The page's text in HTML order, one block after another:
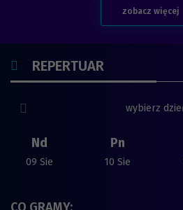
zobacz więcej
SPRAWDŹ
REPERTUAR
wybierz
Nd
09 Sie
Pn
10 Sie